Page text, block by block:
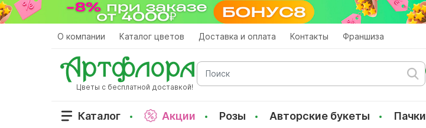
Перейти
к
О компании Каталог цветов Доставка и оплата Контакты Франшиза
Цветы с бесплатной доставкой!
Поиск
Каталог Акции Розы Авторские букеты Пачки